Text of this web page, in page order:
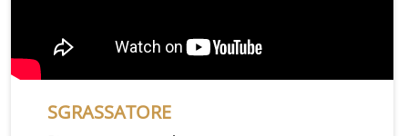
SGRASSATORE